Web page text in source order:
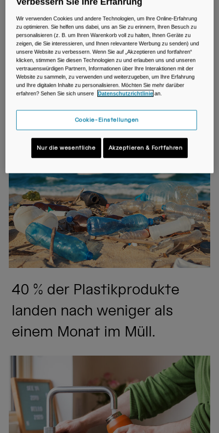
Für so viele von uns, ist die Natur das zweite zu Hause – da
ist es selbstverständlich, dass man sie bewahren möchte.
Die gute Nachricht: du kannst schon einen kleinen Teil dazu
beitragen, wenn du dir für deine Flüssigkeitsversorgung eine
nachhaltige Lösung suchst. Wenn die Flasche zu deinem
Lifestyle passt, dann funktioniert der Re-use-Ansatz ganz
automatisch. Mehr Flüssigkeit für dich. Weniger Müll für die
Erde.
Wusstest du schon?*
40 % der Plastikprodukte
landen nach weniger als
einem Monat im Müll.
Wir verwenden Cookies und andere Technologien, um Ihre Online-Erfahrung
zu optimieren. Sie helfen uns dabei, uns an Sie zu erinnern, Ihren Besuch zu
personalisieren (z. B. um Ihren Warenkorb voll zu halten, Ihnen Geräte zu
zeigen, die Sie interessieren, und Ihnen relevantere Werbung zu senden) und
unsere Website zu verbessern. Wenn Sie auf „Akzeptieren und fortfahren“
klicken, stimmen Sie diesen Technologien zu und erlauben uns und unseren
vertrauenswürdigen Partnern, Informationen über Ihre Interaktionen mit der
Website zu sammeln, zu verwenden und weiterzugeben, um Ihre Erfahrung
und Ihre digitalen Inhalte zu personalisieren. Möchten Sie mehr darüber
erfahren? Sehen Sie sich unsere
Datenschutzrichtlinie an.
Cookie-Einstellungen
Nur die wesentliche Akzeptieren & Fortfahren